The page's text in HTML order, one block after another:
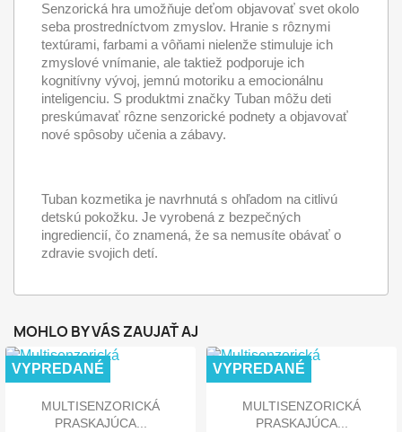
Senzorická hra umožňuje deťom objavovať svet okolo
seba prostredníctvom zmyslov. Hranie s rôznymi
textúrami, farbami a vôňami nielenže stimuluje ich
zmyslové vnímanie, ale taktiež podporuje ich
kognitívny vývoj, jemnú motoriku a emocionálnu
inteligenciu. S produktmi značky Tuban môžu deti
preskúmavať rôzne senzorické podnety a objavovať
nové spôsoby učenia a zábavy.
Tuban kozmetika je navrhnutá s ohľadom na citlivú
detskú pokožku. Je vyrobená z bezpečných
ingrediencií, čo znamená, že sa nemusíte obávať o
zdravie svojich detí.
MOHLO BY VÁS ZAUJAŤ AJ
MULTISENZORICKÁ
PRASKAJÚCA...
VYPREDANÉ
MULTISENZORICKÁ
PRASKAJÚCA...
VYPREDANÉ